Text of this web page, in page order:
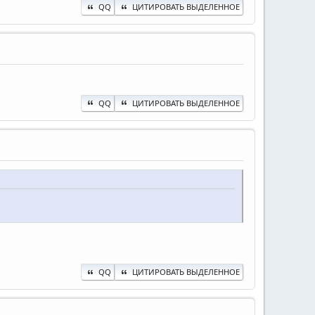
QQ ЦИТИРОВАТЬ ВЫДЕЛЕННОЕ
QQ ЦИТИРОВАТЬ ВЫДЕЛЕННОЕ
QQ ЦИТИРОВАТЬ ВЫДЕЛЕННОЕ